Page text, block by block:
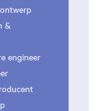
&
engineer